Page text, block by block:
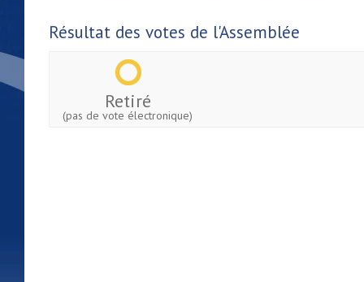
Résultat des votes de l'Assemblée
Retiré
(pas de vote électronique)